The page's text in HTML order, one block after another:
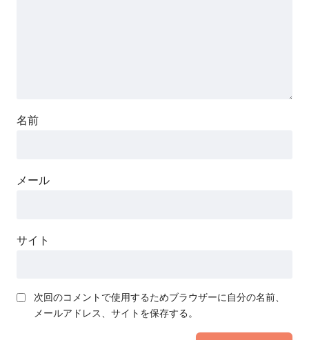
名前
メール
サイト
次回のコメントで使用するためブラウザーに自分の名前、
メールアドレス、サイトを保存する。